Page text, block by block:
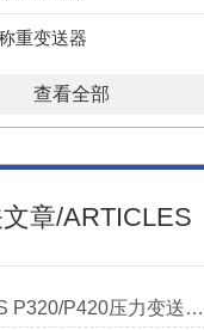
重变送器
查看全部
章/ARTICLES
SITRANS P320/P420压力变送器概述